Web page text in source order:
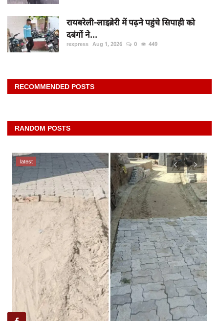
रायबरेली-लाइब्रेरी में पढ़ने पहुंचे सिपाही को
दबंगों ने...
rexpress Aug 1, 2026 0 449
RECOMMENDED POSTS
RANDOM POSTS
latest